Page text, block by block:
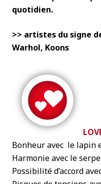
quotidien.
>> artistes du signe
Warhol, Koons
Bonheur avec le lapin
Harmonie avec le
Possibilité d’accord